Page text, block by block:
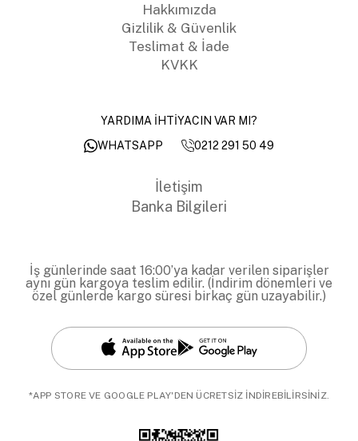
Hakkımızda
Gizlilik & Güvenlik
Teslimat & İade
KVKK
YARDIMA İHTİYACIN VAR MI?
WHATSAPP
0212 291 50 49
İletişim
Banka Bilgileri
İş günlerinde saat 16:00’ya kadar verilen siparişler
aynı gün kargoya teslim edilir. (İndirim dönemleri ve
özel günlerde kargo süresi birkaç gün uzayabilir.)
*APP STORE VE GOOGLE PLAY'DEN ÜCRETSİZ İNDİREBİLİRSİNİZ.